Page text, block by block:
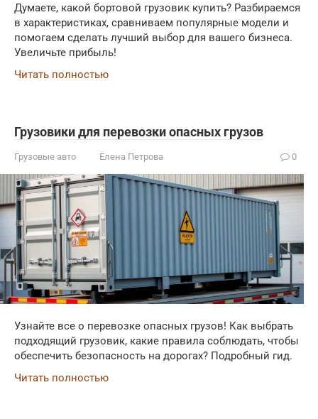
Думаете, какой бортовой грузовик купить? Разбираемся
в характеристиках, сравниваем популярные модели и
помогаем сделать лучший выбор для вашего бизнеса.
Увеличьте прибыль!
Читать полностью
Грузовики для перевозки опасных грузов
Грузовые авто Елена Петрова 0
Узнайте все о перевозке опасных грузов! Как выбрать
подходящий грузовик, какие правила соблюдать, чтобы
обеспечить безопасность на дорогах? Подробный гид.
Читать полностью